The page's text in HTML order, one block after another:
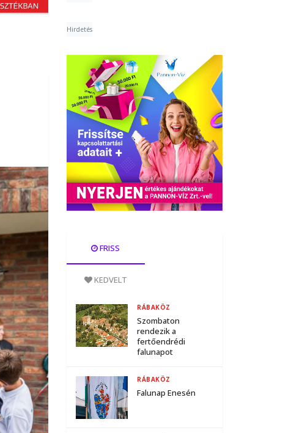
Hirdetés
FRISS
KEDVELT
Szombaton
rendezik a
fertőendrédi
falunapot
RÁBAKÖZ
Falunap Enesén
RÁBAKÖZ